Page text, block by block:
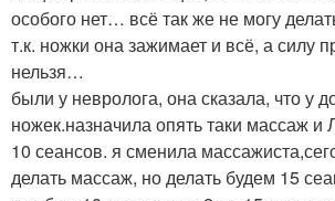
особого нет… всё так же не могу
т.к. ножки она зажимает и всё, а силу
нельзя…
были у невролога, она сказала, что у
ножек.назначила опять таки массаж и
10 сеансов. я сменила
делать массаж, но делать будем 15